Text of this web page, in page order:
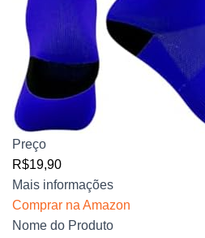
Preço
R$19,90
Mais informações
Comprar na Amazon
Nome do Produto